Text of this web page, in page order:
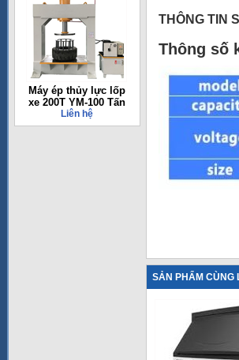
Máy ép thủy lực lốp
xe 200T YM-100 Tấn
Liên hệ
THÔNG TIN
Thông số
SẢN PHẨM CÙNG